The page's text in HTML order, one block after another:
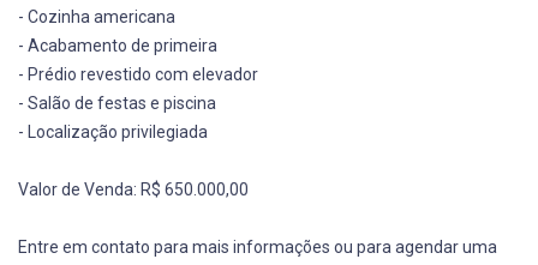
- Cozinha americana
- Acabamento de primeira
- Prédio revestido com elevador
- Salão de festas e piscina
- Localização privilegiada
Valor de Venda: R$ 650.000,00
Entre em contato para mais informações ou para agendar uma